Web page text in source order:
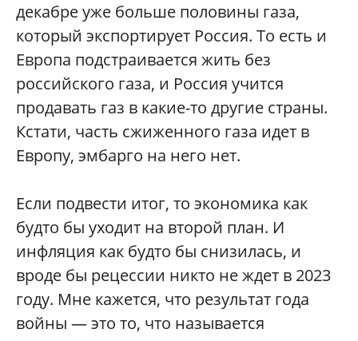
декабре уже больше половины газа,
который экспортирует Россия. То есть и
Европа подстраивается жить без
российского газа, и Россия учится
продавать газ в какие-то другие страны.
Кстати, часть сжиженного газа идет в
Европу, эмбарго на него нет.
Если подвести итог, то экономика как
будто бы уходит на второй план. И
инфляция как будто бы снизилась, и
вроде бы рецессии никто не ждет в 2023
году. Мне кажется, что результат года
войны — это то, что называется